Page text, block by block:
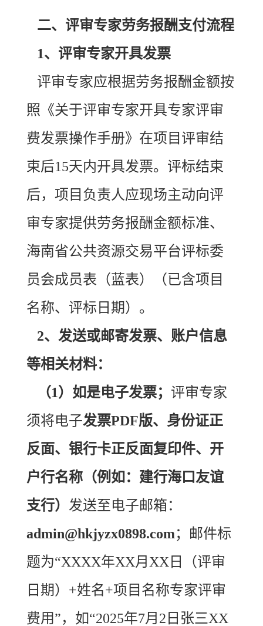
二、评审专家劳务报酬支付流程
1、评审专家开具发票
评审专家应根据劳务报酬金额按
照《关于评审专家开具专家评审
费发票操作手册》在项目评审结
束后15天内开具发票。评标结束
后，项目负责人应现场主动向评
审专家提供劳务报酬金额标准、
海南省公共资源交易平台评标委
员会成员表（蓝表）（已含项目
名称、评标日期）。
2、发送或邮寄发票、账户信息
等相关材料：
（1）如是电子发票； 评审专家
须将电子发票PDF版、身份证正
反面、银行卡正反面复印件、开
户行名称（例如：建行海口友谊
支行） 发送至电子邮箱：
admin@hkjyzx0898.com；邮件标
题为“XXXX年XX月XX日（评审
日期）+姓名+项目名称专家评审
费用”，如“2025年7月2日张三XX